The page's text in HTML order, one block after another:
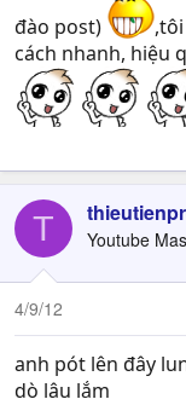
đào post)
cách nhanh, hiệu
T Youtube
4/9/12
anh pót lên đây
dò lâu lắm